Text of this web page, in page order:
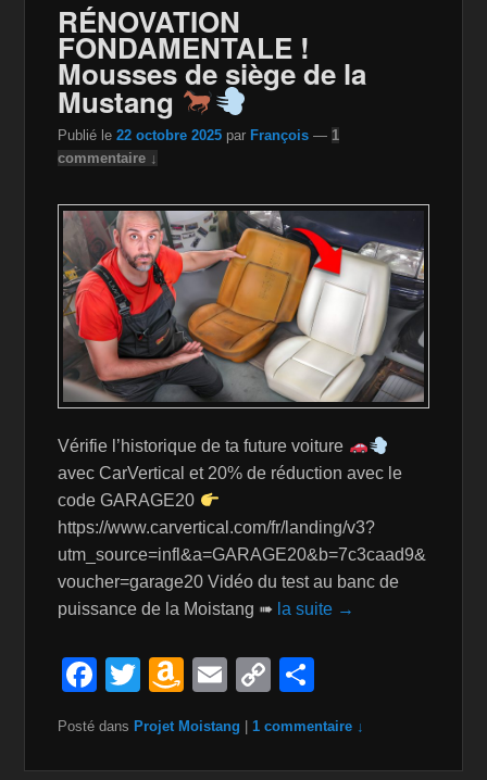
o
o
k
n
W
is
h
st
k
RÉNOVATION
FONDAMENTALE !
Mousses de siège de la
Mustang
Publié le22 octobre 2025 par François — 1
commentaire ↓
Vérifie l’historique de ta future voiture
avec CarVertical et 20% de réduction avec le
code GARAGE20
https://www.carvertical.com/fr/landing/v3?
utm_source=infl&a=GARAGE20&b=7c3caad9&
voucher=garage20 Vidéo du test au banc de
puissance de la Moistang ➠ la suite →
F
a
c
T
wi
tt
A
m
a
E
m
ail
C
p
ar
ta
Posté dans Projet Moistang |1 commentaire ↓